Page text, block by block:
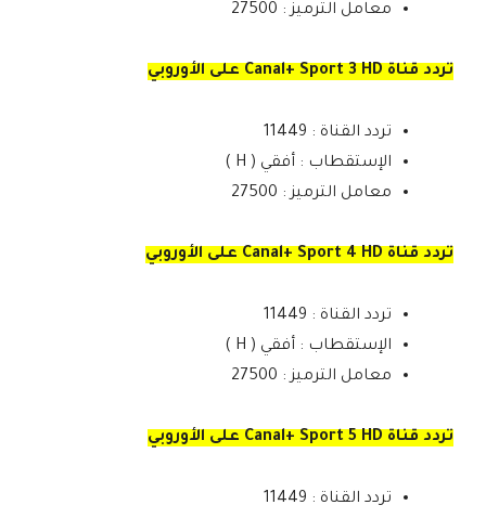
معامل الترميز : 27500
تردد قناة Canal+ Sport 3 HD على الأوروبي
تردد القناة : 11449
الإستقطاب : أفقي ( H )
معامل الترميز : 27500
تردد قناة Canal+ Sport 4 HD على الأوروبي
تردد القناة : 11449
الإستقطاب : أفقي ( H )
معامل الترميز : 27500
تردد قناة Canal+ Sport 5 HD على الأوروبي
تردد القناة : 11449